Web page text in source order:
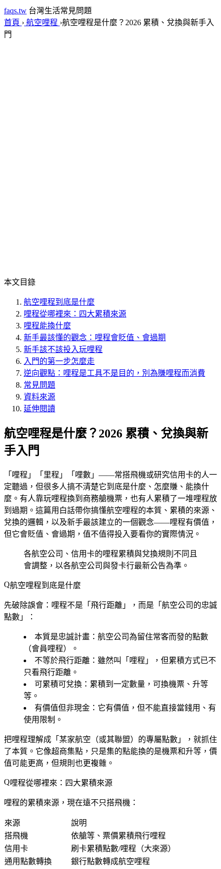
faqs.tw 台灣生活常見問題
首頁 › 航空哩程 ›航空哩程是什麼？2026 累積、兌換與新手入
門
本文目錄
航空哩程到底是什麼
哩程從哪裡來：四大累積來源
哩程能換什麼
新手最該懂的觀念：哩程會貶值、會過期
新手該不該投入玩哩程
入門的第一步怎麼走
逆向觀點：哩程是工具不是目的，別為賺哩程而消費
常見問題
資料來源
延伸閱讀
航空哩程是什麼？2026 累積、兌換與新
手入門
「哩程」「里程」「哩數」——常搭飛機或研究信用卡的人一
定聽過，但很多人搞不清楚它到底是什麼、怎麼賺、能換什
麼。有人靠玩哩程換到商務艙機票，也有人累積了一堆哩程放
到過期。這篇用白話帶你搞懂航空哩程的本質、累積的來源、
兌換的邏輯，以及新手最該建立的一個觀念——哩程有價值，
但它會貶值、會過期，值不值得投入要看你的實際情況。
各航空公司、信用卡的哩程累積與兌換規則不同且
會調整，以各航空公司與發卡行最新公告為準。
航空哩程到底是什麼
先破除誤會：哩程不是「飛行距離」，而是「航空公司的忠誠
點數」：
本質是忠誠計畫 ：航空公司為留住常客而發的點數
（會員哩程）。
不等於飛行距離 ：雖然叫「哩程」，但累積方式已不
只看飛行距離。
可累積可兌換 ：累積到一定數量，可換機票、升等
等。
有價值但非現金 ：它有價值，但不能直接當錢用、有
使用限制。
把哩程理解成「某家航空（或其聯盟）的專屬點數」，就抓住
了本質。它像超商集點，只是集的點能換的是機票和升等，價
值可能更高，但規則也更複雜。
哩程從哪裡來：四大累積來源
哩程的累積來源，現在遠不只搭飛機：
來源
說明
搭飛機
依艙等、票價累積飛行哩程
信用卡
刷卡累積點數/哩程（大來源）
通用點數轉換
銀行點數轉成航空哩程